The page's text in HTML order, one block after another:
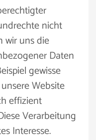
nicht
wir uns die
Daten
gewisse
Website
effizient
Verarbeitung
Interesse.